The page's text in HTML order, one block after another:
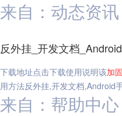
来自：动态资讯
反外挂_开发文档
下载地址点击下载使用说明该加固
用方法反外挂,开发文档,Android
来自：帮助中心